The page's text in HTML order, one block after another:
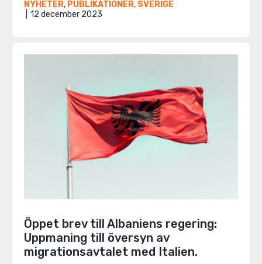
NYHETER, PUBLIKATIONER, SVERIGE
12 december 2023
Öppet brev till Albaniens regering:
Uppmaning till översyn av
migrationsavtalet med Italien.